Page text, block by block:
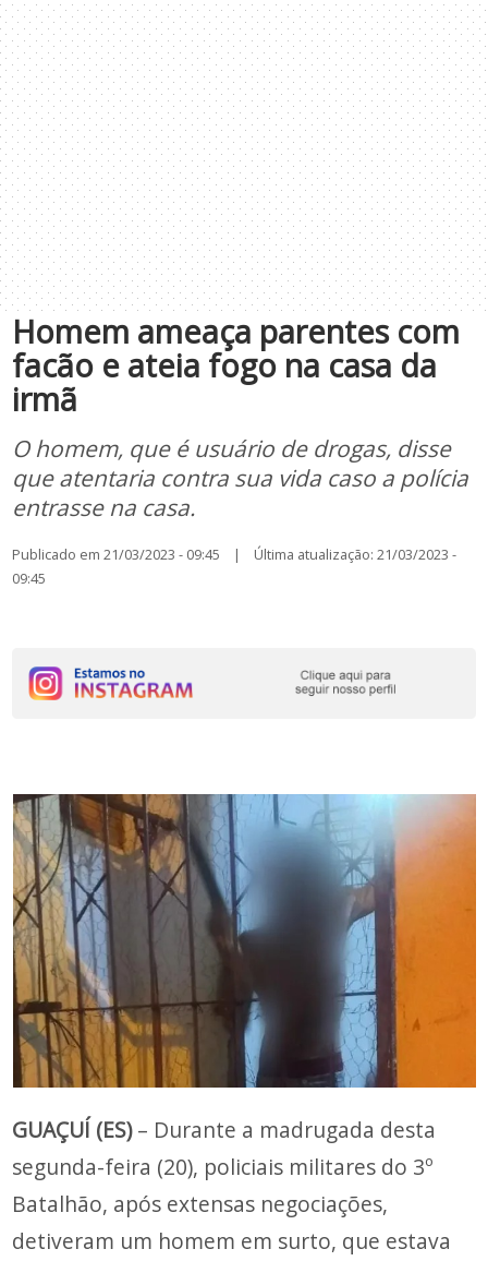
Homem ameaça parentes com
facão e ateia fogo na casa da
irmã
O homem, que é usuário de drogas, disse
que atentaria contra sua vida caso a polícia
entrasse na casa.
Publicado em 21/03/2023 - 09:45 | Última atualização: 21/03/2023 -
09:45
GUAÇUÍ (ES)– Durante a madrugada desta
segunda-feira (20), policiais militares do 3º
Batalhão, após extensas negociações,
detiveram um homem em surto, que estava